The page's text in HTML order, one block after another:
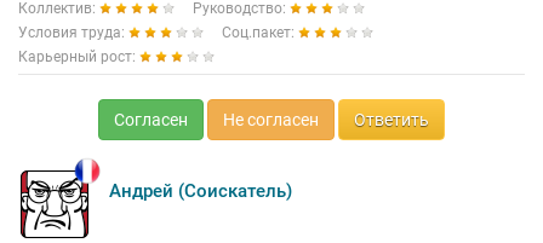
Коллектив:
Руководство:
Условия труда:
Соц.пакет:
Карьерный рост:
Согласен Не согласен Ответить
Андрей (Соискатель)